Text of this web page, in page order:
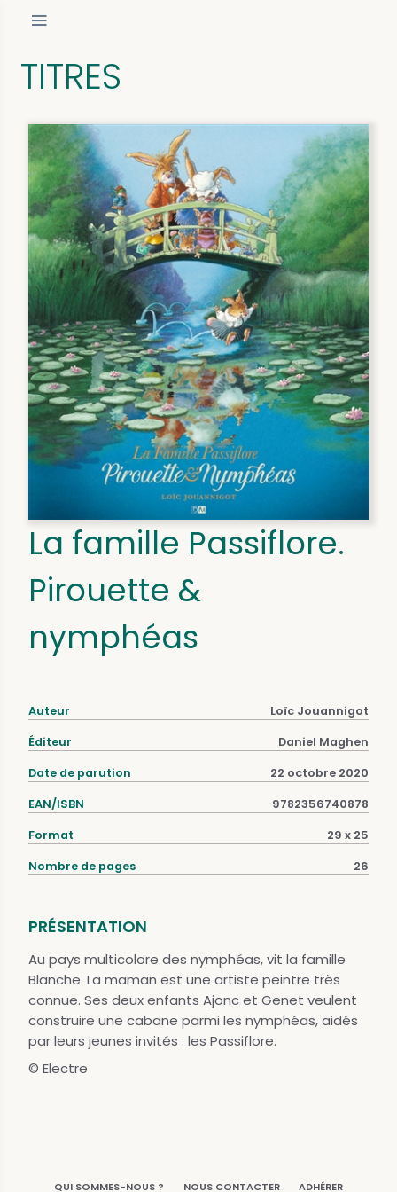
TITRES
La famille Passiflore.
Pirouette &
nymphéas
Auteur Loïc Jouannigot
Éditeur Daniel Maghen
Date de parution 22 octobre 2020
EAN/ISBN 9782356740878
Format 29 x 25
Nombre de pages 26
PRÉSENTATION
Au pays multicolore des nymphéas, vit la famille
Blanche. La maman est une artiste peintre très
connue. Ses deux enfants Ajonc et Genet veulent
construire une cabane parmi les nymphéas, aidés
par leurs jeunes invités : les Passiflore.
© Electre
QUI SOMMES-NOUS ? NOUS CONTACTER ADHÉRER